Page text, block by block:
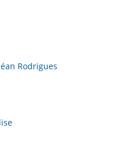
Rodrigues